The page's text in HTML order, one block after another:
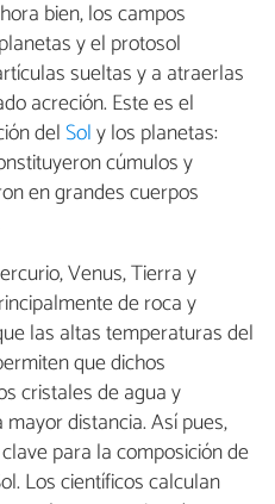
bien, los campos
y el protosol
sueltas y a atraerlas
acreción. Este es el
delSoly los planetas:
cúmulos y
en grandes cuerpos
Venus, Tierra y
de roca y
las altas temperaturas del
que dichos
cristales de agua y
distancia. Así pues,
para la composición de
Los científicos calculan